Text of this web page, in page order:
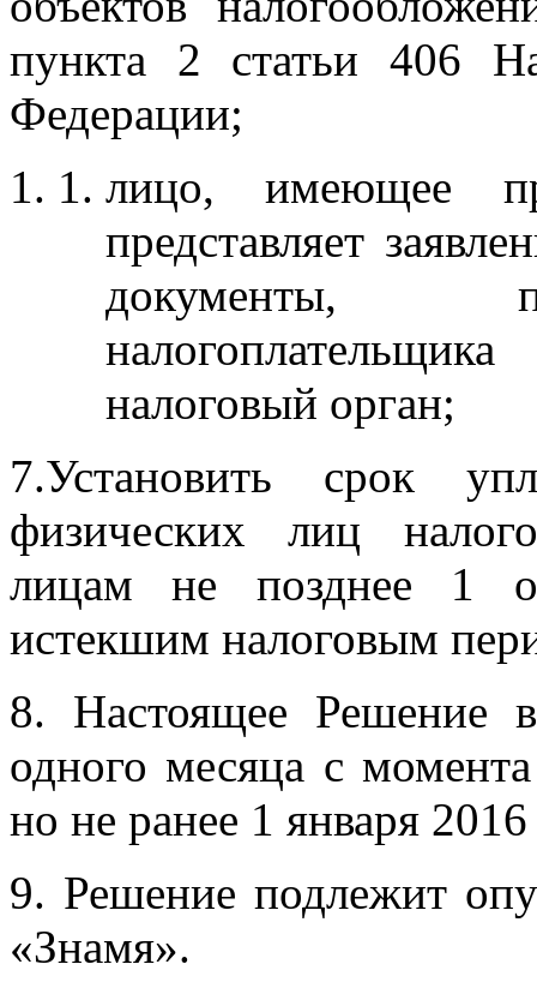
пункта 2 статьи 406
Федерации;
лицо, имеющее
представляет
документы,
налоговый орган;
7.Установить срок
физических лиц
лицам не позднее 1
истекшим налоговым
8. Настоящее Решение
одного месяца с
но не ранее 1 января 2016
9. Решение подлежит
«Знамя».